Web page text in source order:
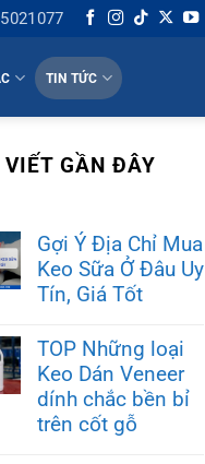
TIN TỨC
VIẾT GẦN ĐÂY
Gợi Ý Địa Chỉ Mua
Keo Sữa Ở Đâu Uy
Tín, Giá Tốt
TOP Những loại
Keo Dán Veneer
dính chắc bền bỉ
trên cốt gỗ